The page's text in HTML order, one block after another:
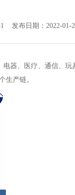
布日期：2022-01-
电器、医疗、通信、玩
生产链。